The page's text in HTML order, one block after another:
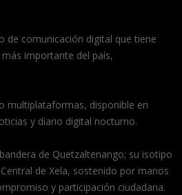
de comunicación digital que tiene
importante del país,
multiplataformas, disponible en
y diario digital nocturno.
de Quetzaltenango; su isotipo
de Xela, sostenido por manos
y participación ciudadana.